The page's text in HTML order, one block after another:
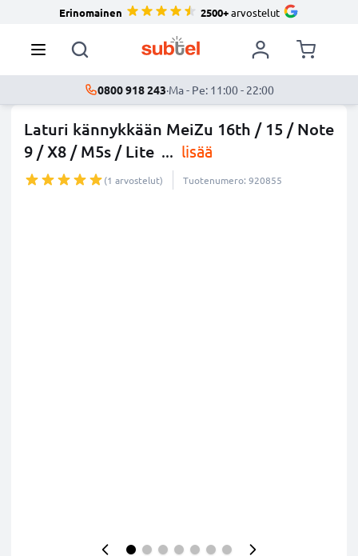
Erinomainen 2500+arvostelut
0800 918 243·Ma - Pe: 11:00 - 22:00
Laturi kännykkään MeiZu 16th / 15 / Note
9 / X8 / M5s / Lite ... lisää
(1 arvostelut) Tuotenumero: 920855